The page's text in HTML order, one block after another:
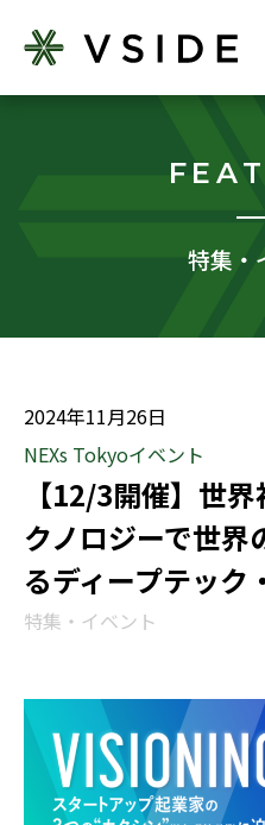
特集・
2024年11月26日
NEXs Tokyoイベント
【12/3開催】世
クノロジーで世界
るディープテック
特集・イベント